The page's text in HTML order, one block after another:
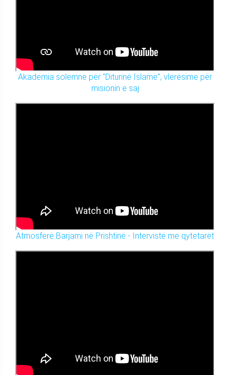
Akademia solemne për "Diturinë Islame", vlerësime për
misionin e saj
Atmosferë Barjami në Prishtinë - Intervistë me qytetarët